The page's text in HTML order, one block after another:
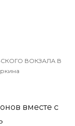
ВОКЗАЛА В
вместе с